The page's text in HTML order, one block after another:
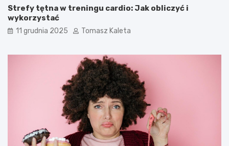
Strefy tętna w treningu cardio: Jak obliczyć i
wykorzystać
11 grudnia 2025 Tomasz Kaleta